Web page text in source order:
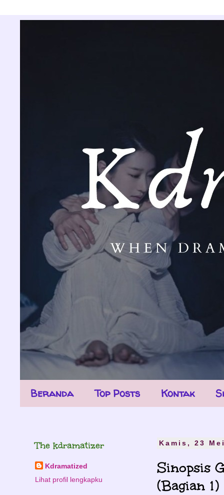
Beranda Top Posts Kontak
Kamis, 23
Sinopsis
(Bagian 1)
The kdramatizer
Kdramatized
Lihat profil lengkapku